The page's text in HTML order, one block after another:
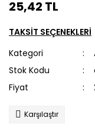
25,42 TL
TAKSİT SEÇENEKLERİ
Kategori
Stok Kodu
Fiyat
Karşılaştır